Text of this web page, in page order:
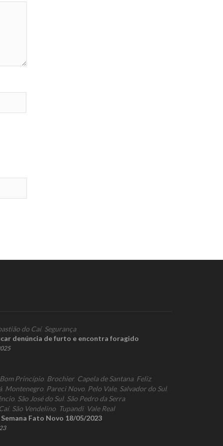
do Caí, Segurança
denúncia de furto e encontra foragido
Bom Princípio Brochier, Capela de Santana, Feliz,
, Montenegro Pareci Novo Pelo Vale, Salvador do Sul,
São José do Sul, São Pedro da Serra,
, São Vendelino Tupandi, Vale Real
Fato Novo 18/05/2023